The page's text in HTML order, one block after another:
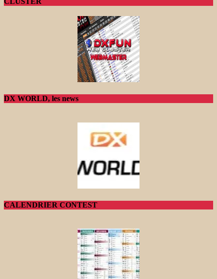
DX WORLD, les news
CALENDRIER CONTEST